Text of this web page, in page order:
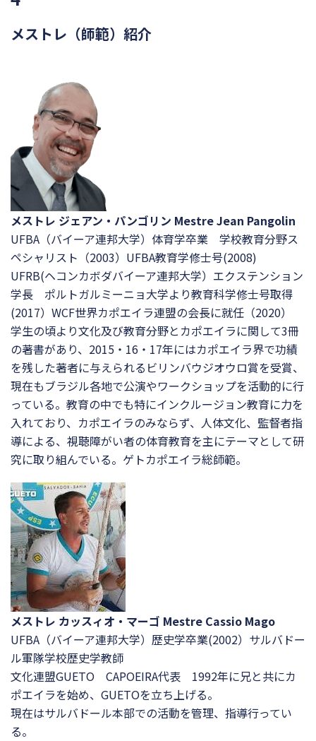
メストレ（師範）紹介
メストレ ジェアン・パンゴリン Mestre Jean Pangolin
UFBA（バイーア連邦大学）体育学卒業 学校教育分野ス
ペシャリスト（2003）UFBA教育学修士号(2008)
UFRB(ヘコンカボダバイーア連邦大学）エクステンション
学長 ポルトガルミーニョ大学より教育科学修士号取得
(2017）WCF世界カポエイラ連盟の会長に就任（2020）
学生の頃より文化及び教育分野とカポエイラに関して3冊
の著書があり、2015・16・17年にはカポエイラ界で功績
を残した著者に与えられるビリンバウジオウロ賞を受賞、
現在もブラジル各地で公演やワークショップを活動的に行
っている。教育の中でも特にインクルージョン教育に力を
入れており、カポエイラのみならず、人体文化、監督者指
導による、視聴障がい者の体育教育を主にテーマとして研
究に取り組んでいる。ゲトカポエイラ総師範。
メストレ カッスィオ・マーゴ Mestre Cassio Mago
UFBA（バイーア連邦大学）歴史学卒業(2002）サルバドー
ル軍隊学校歴史学教師
文化連盟GUETO CAPOEIRA代表 1992年に兄と共にカ
ポエイラを始め、GUETOを立ち上げる。
現在はサルバドール本部での活動を管理、指導行ってい
る。